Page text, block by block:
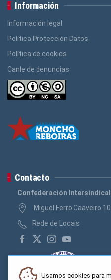
Información
Información legal
Política Protección Datos
Política de cookies
Canle de denuncias
Contacto
Confederación Intersindical
Miguel Ferro Caaveiro
Rede de Locais
Usamos cookies para